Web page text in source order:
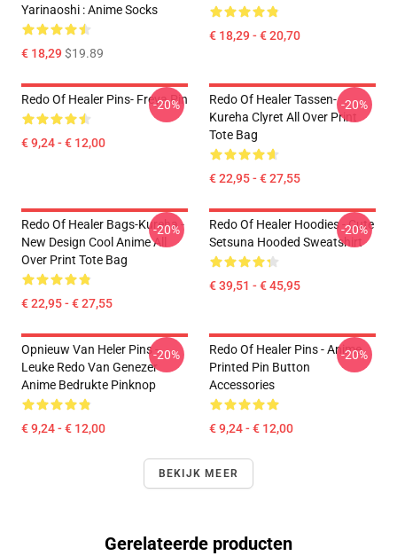
Yarinaoshi : Anime Socks
€ 18,29$19.89
€ 18,29 - € 20,70
Redo Of Healer Pins- Freya Pin
€ 9,24 - € 12,00
-20%
Redo Of Healer Tassen-
Kureha Clyret All Over Print
Tote Bag
€ 22,95 - € 27,55
-20%
Redo Of Healer Bags-Kureha -
New Design Cool Anime All
Over Print Tote Bag
€ 22,95 - € 27,55
-20%
Redo Of Healer Hoodies - Cute
Setsuna Hooded Sweatshirt
€ 39,51 - € 45,95
-20%
Opnieuw Van Heler Pins -
Leuke Redo Van Genezer
Anime Bedrukte Pinknop
€ 9,24 - € 12,00
-20%
Redo Of Healer Pins - Anime
Printed Pin Button
Accessories
€ 9,24 - € 12,00
-20%
BEKIJK MEER
Gerelateerde producten